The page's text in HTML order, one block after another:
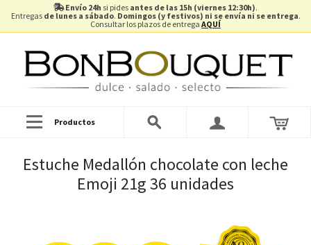
Envío 24h si pides antes de las 15h (viernes 12:30h).
Entregas de lunes a sábado. Domingos (y festivos) ni se envía ni se entrega.
Consultar los plazos de entrega AQUÍ
Productos
Estuche Medallón chocolate con leche
Emoji 21g 36 unidades